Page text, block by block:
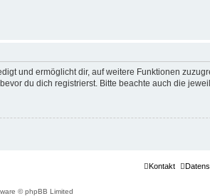
und ermöglicht dir, auf weitere Funktionen
du dich registrierst. Bitte beachte auch die
Kontakt
© phpBB Limited